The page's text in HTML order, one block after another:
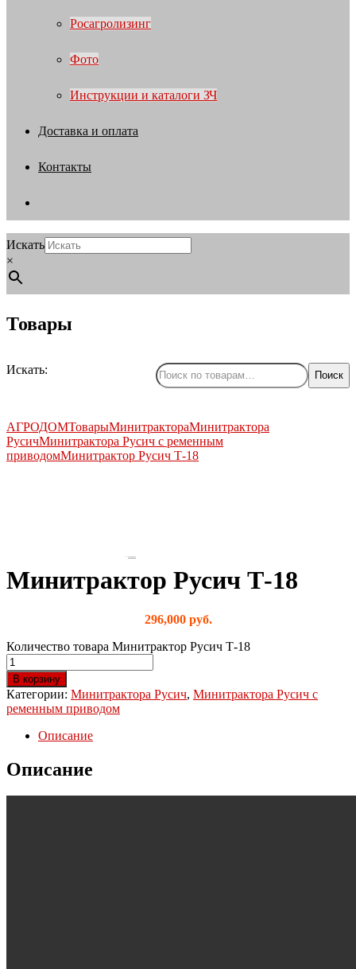
Росагролизинг
Фото
Инструкции и каталоги ЗЧ
Доставка и оплата
Контакты
Искать
×
Товары
Искать: Поиск
АГРОДОМТоварыМинитрактораМинитрактора
РусичМинитрактора Русич с ременным
приводомМинитрактор Русич Т-18
Минитрактор Русич Т-18
296,000 руб.
Количество товара Минитрактор Русич Т-18
В корзину
Категории: Минитрактора Русич, Минитрактора Русич с
ременным приводом
Описание
Описание